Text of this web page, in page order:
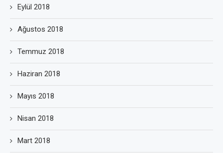
Eylül 2018
Ağustos 2018
Temmuz 2018
Haziran 2018
Mayıs 2018
Nisan 2018
Mart 2018